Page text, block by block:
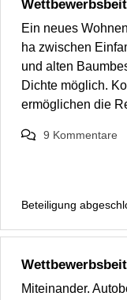
Ein neues
ha zwischen
und alten
Dichte möglich.
ermöglichen die
9 Kommentare
Beteiligung
Miteinander.